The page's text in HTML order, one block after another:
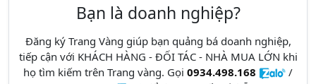
Bạn là doanh nghiệp?
Đăng ký Trang Vàng giúp bạn quảng bá doanh nghiệp,
tiếp cận với KHÁCH HÀNG - ĐỐI TÁC - NHÀ MUA LỚN khi
họ tìm kiếm trên Trang vàng. Gọi 0934.498.168
/